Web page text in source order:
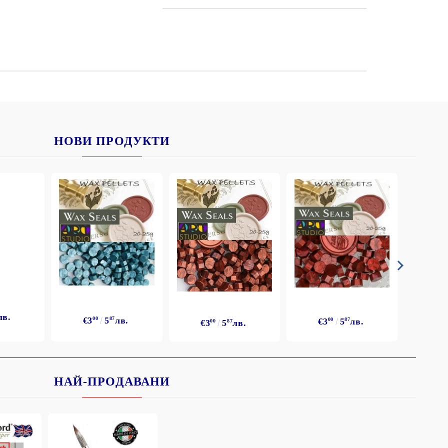
ЗА ВОСЪК И ЦВЕТНИ
Перлени , Металик , Брокат картони и
хартии
Креативни и ръчни картони и хартии
Креп, тишу, деко велпапе и др.
Цветен и фигурален паус
Папки за релеф и ембос плочи
НОВИ ПРОДУКТИ
€300 587лв. €300 587лв. €300 587лв.
НАЙ-ПРОДАВАНИ